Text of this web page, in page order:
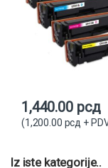
1,440.00 рсд
(1,200.00 рсд +
Iz iste kategorije..